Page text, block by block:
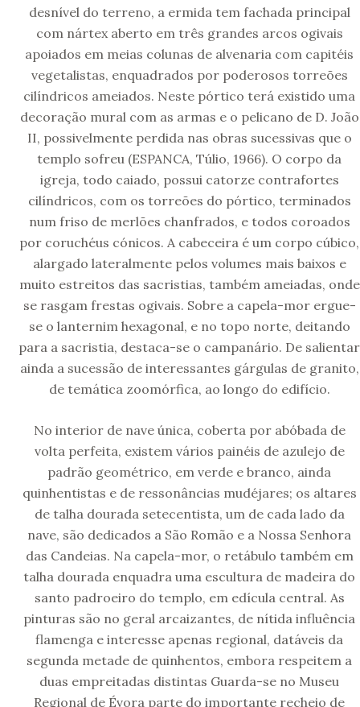
desnível do terreno, a ermida tem fachada principal
com nártex aberto em três grandes arcos ogivais
apoiados em meias colunas de alvenaria com capitéis
vegetalistas, enquadrados por poderosos torreões
cilíndricos ameiados. Neste pórtico terá existido uma
decoração mural com as armas e o pelicano de D. João
II, possivelmente perdida nas obras sucessivas que o
templo sofreu (ESPANCA, Túlio, 1966). O corpo da
igreja, todo caiado, possui catorze contrafortes
cilíndricos, com os torreões do pórtico, terminados
num friso de merlões chanfrados, e todos coroados
por coruchéus cónicos. A cabeceira é um corpo cúbico,
alargado lateralmente pelos volumes mais baixos e
muito estreitos das sacristias, também ameiadas, onde
se rasgam frestas ogivais. Sobre a capela-mor ergue-
se o lanternim hexagonal, e no topo norte, deitando
para a sacristia, destaca-se o campanário. De salientar
ainda a sucessão de interessantes gárgulas de granito,
de temática zoomórfica, ao longo do edifício.
No interior de nave única, coberta por abóbada de
volta perfeita, existem vários painéis de azulejo de
padrão geométrico, em verde e branco, ainda
quinhentistas e de ressonâncias mudéjares; os altares
de talha dourada setecentista, um de cada lado da
nave, são dedicados a São Romão e a Nossa Senhora
das Candeias. Na capela-mor, o retábulo também em
talha dourada enquadra uma escultura de madeira do
santo padroeiro do templo, em edícula central. As
pinturas são no geral arcaizantes, de nítida influência
flamenga e interesse apenas regional, datáveis da
segunda metade de quinhentos, embora respeitem a
duas empreitadas distintas Guarda-se no Museu
Regional de Évora parte do importante recheio de